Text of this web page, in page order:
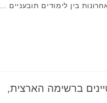
בין לימודים תובעניים …
מצטיינים ברשימה הארצית,